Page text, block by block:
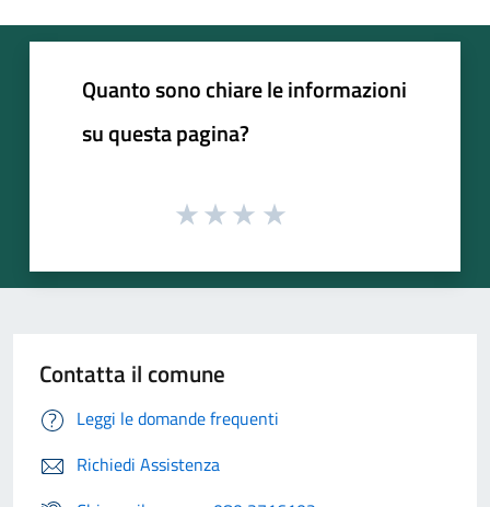
Quanto sono chiare le informazioni
su questa pagina?
Contatta il comune
Leggi le domande frequenti
Richiedi Assistenza